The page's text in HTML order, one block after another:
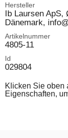
Hersteller
Ib Laursen ApS,
Dänemark,
Artikelnummer
4805-11
Id
029804
Klicken Sie oben
Eigenschaften,